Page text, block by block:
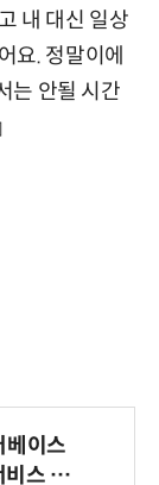
내 대신 일상
요. 정말이에
는 안될 시간
베이스
비스 제